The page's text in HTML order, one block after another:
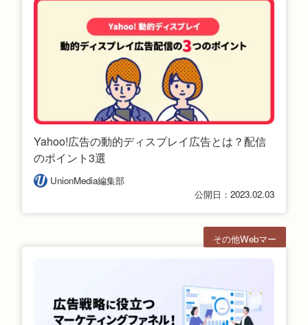
Yahoo!広告の動的ディスプレイ広告とは？配信
のポイント3選
UnionMedia編集部
公開日：2023.02.03
その他Webマー